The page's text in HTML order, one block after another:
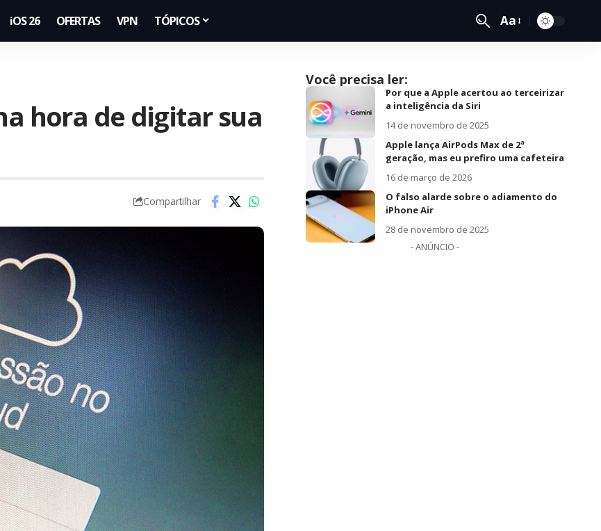
iOS 26 OFERTAS VPN TÓPICOS Aa
hora de digitar sua
Compartilhar
Você precisa ler:
Por que a Apple acertou ao terceirizar
a inteligência da Siri
14 de novembro de 2025
Apple lança AirPods Max de 2ª
geração, mas eu prefiro uma cafeteira
16 de março de 2026
O falso alarde sobre o adiamento do
iPhone Air
28 de novembro de 2025
- ANÚNCIO -